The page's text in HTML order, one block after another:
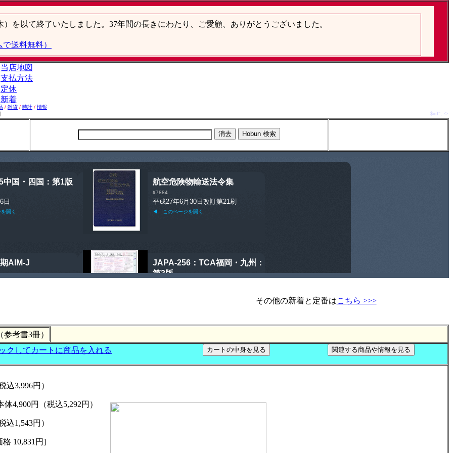
/ 雑貨 / 時計 / 情報
$url"; ?>
その他の新着と定番はこちら >>>
参考書3冊）
込3,996円）
4,900円（税込5,292円）
込1,543円）
10,831円]